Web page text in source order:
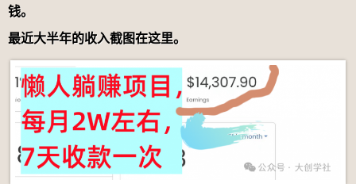
钱。
最近大半年的收入截图在这里。